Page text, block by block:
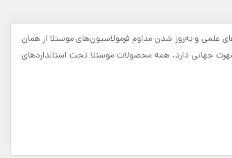
بود از مواد پاک‌کننده ملایم و نرم‌کننده پوست، در سال 1950 ساخته و روانه بازار شد. پیشرفت‌های علمی و به‌روز شدن مداوم فرمولاسیون‌های موستلا از همان
از پوست و برند شماره یک اروپا شهرت جهانی دارد. همه محصولات موستلا تحت استانداردهای